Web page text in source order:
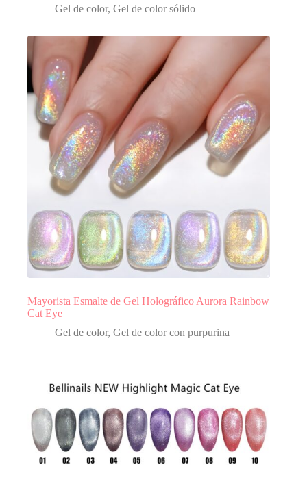
Gel de color, Gel de color sólido
Mayorista Esmalte de Gel Holográfico Aurora Rainbow
Cat Eye
Gel de color, Gel de color con purpurina